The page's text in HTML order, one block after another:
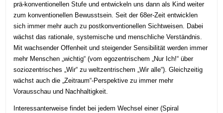
prä-konventionellen Stufe und entwickeln uns dann als Kind weiter
zum konventionellen Bewusstsein. Seit der 68er-Zeit entwicklen
sich immer mehr auch zu postkonventionellen Sichtweisen. Dabei
wächst das rationale, systemische und menschliche Verständnis.
Mit wachsender Offenheit und steigender Sensibilität werden immer
mehr Menschen „wichtig“ (vom egozentrischem „Nur Ich!“ über
soziozentrisches „Wir“ zu weltzentrischem „Wir alle“). Gleichzeitig
wächst auch die „Zeitraum“-Perspektive zu immer mehr
Vorausschau und Nachhaltigkeit.
Interessanterweise findet bei jedem Wechsel einer (Spiral